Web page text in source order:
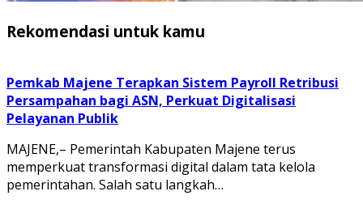
Rekomendasi untuk kamu
Pemkab Majene Terapkan Sistem Payroll Retribusi
Persampahan bagi ASN, Perkuat Digitalisasi
Pelayanan Publik
MAJENE,– Pemerintah Kabupaten Majene terus
memperkuat transformasi digital dalam tata kelola
pemerintahan. Salah satu langkah…